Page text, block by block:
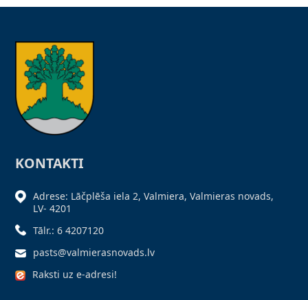
KONTAKTI
Adrese: Lāčplēša iela 2, Valmiera, Valmieras novads,
LV- 4201
Tālr.: 6 4207120
pasts@valmierasnovads.lv
Raksti uz e-adresi!